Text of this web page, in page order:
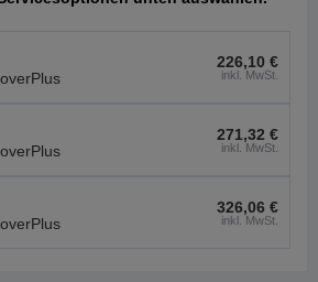
226,10 €
inkl. MwSt.
271,32 €
inkl. MwSt.
326,06 €
inkl. MwSt.